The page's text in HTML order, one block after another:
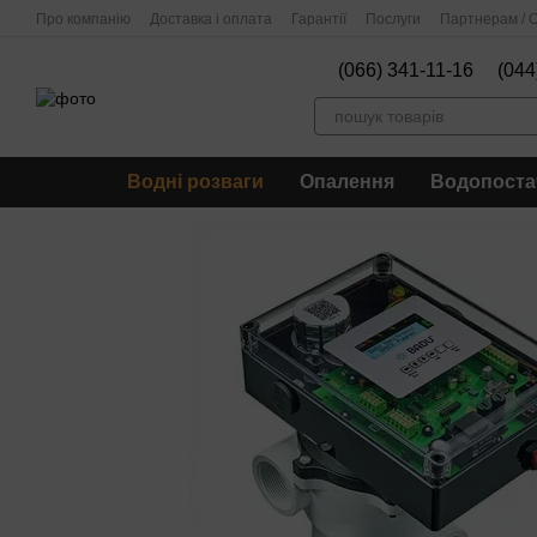
Перейти до основного контенту
Про компанію Доставка і оплата Гарантії Послуги Партнерам /
(066) 341-11-16
Водні розваги Опалення